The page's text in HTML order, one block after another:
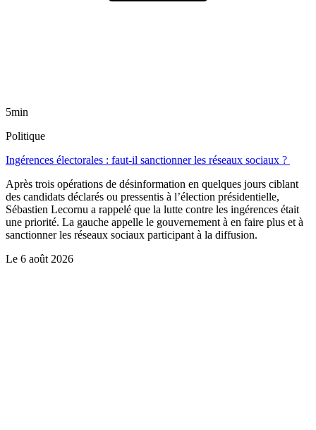
5min
Politique
Ingérences électorales : faut-il sanctionner les réseaux sociaux ?
Après trois opérations de désinformation en quelques jours ciblant
des candidats déclarés ou pressentis à l’élection présidentielle,
Sébastien Lecornu a rappelé que la lutte contre les ingérences était
une priorité. La gauche appelle le gouvernement à en faire plus et à
sanctionner les réseaux sociaux participant à la diffusion.
Le 6 août 2026